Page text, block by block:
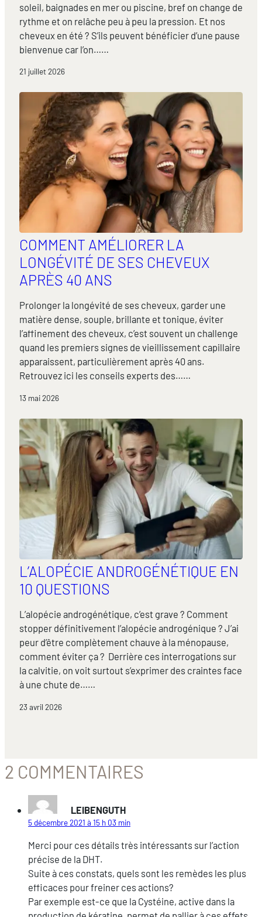
soleil, baignades en mer ou piscine, bref on change de
rythme et on relâche peu à peu la pression. Et nos
cheveux en été ? S’ils peuvent bénéficier d’une pause
bienvenue car l’on……
21 juillet 2026
COMMENT AMÉLIORER LA
LONGÉVITÉ DE SES CHEVEUX
APRÈS 40 ANS
Prolonger la longévité de ses cheveux, garder une
matière dense, souple, brillante et tonique, éviter
l’affinement des cheveux, c’est souvent un challenge
quand les premiers signes de vieillissement capillaire
apparaissent, particulièrement après 40 ans.
Retrouvez ici les conseils experts des……
13 mai 2026
L’ALOPÉCIE ANDROGÉNÉTIQUE EN
10 QUESTIONS
L’alopécie androgénétique, c’est grave ? Comment
stopper définitivement l’alopécie androgénique ? J’ai
peur d’être complètement chauve à la ménopause,
comment éviter ça ? Derrière ces interrogations sur
la calvitie, on voit surtout s’exprimer des craintes face
à une chute de……
23 avril 2026
2 COMMENTAIRES
LEIBENGUTH
5 décembre 2021 à 15 h 03 min
Merci pour ces détails très intéressants sur l’action
précise de la DHT.
Suite à ces constats, quels sont les remèdes les plus
efficaces pour freiner ces actions?
Par exemple est-ce que la Cystéine, active dans la